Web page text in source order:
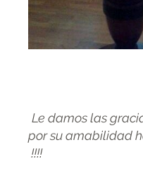
Le damos las
por su amabilidad
!!!!